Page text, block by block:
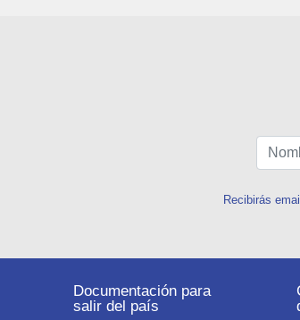
Recibirás
Documentación para
salir del país